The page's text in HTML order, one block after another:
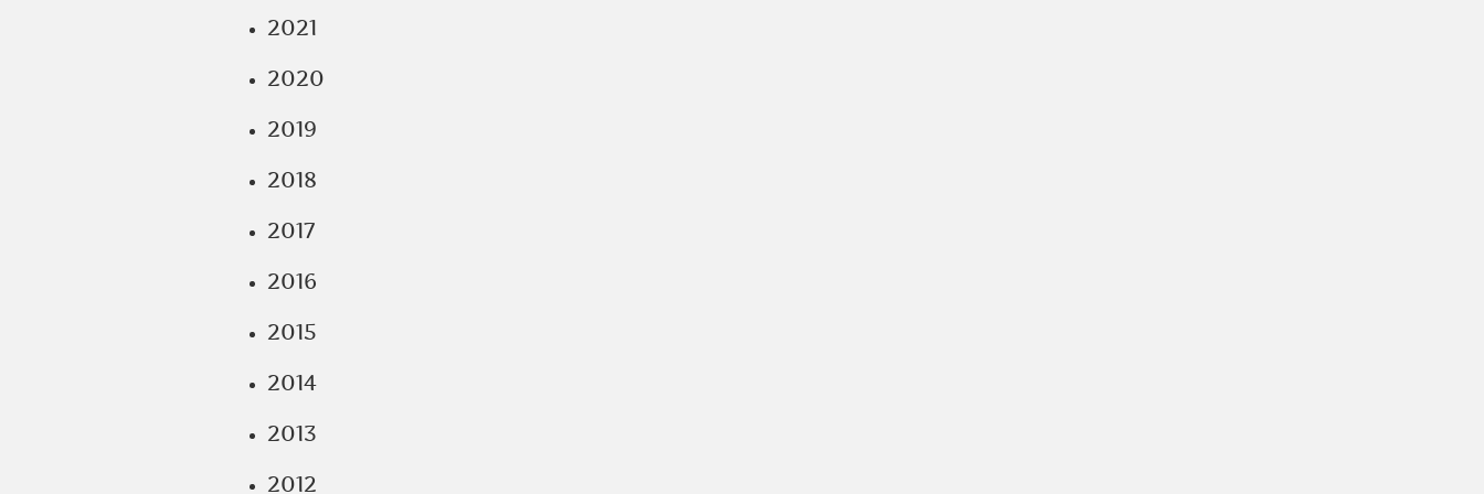
2021
2020
2019
2018
2017
2016
2015
2014
2013
2012